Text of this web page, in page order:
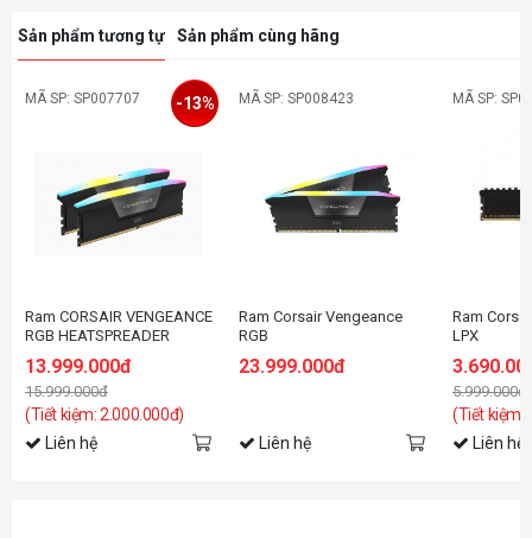
Sản phẩm tương tự Sản phẩm cùng hãng
MÃ SP: SP007707
Ram CORSAIR VENGEANCE
RGB HEATSPREADER
32GB (2X16GB) DDR5
6000MHZ
13.999.000đ
15.999.000đ
(Tiết kiệm: 2.000.000đ)
-13%
Liên hệ
MÃ SP: SP008423
Ram Corsair Vengeance
RGB
64GB (2x32GB) DDR5
23.999.000đ
Liên hệ
MÃ SP:
Ram
LPX
16GB
3200MHz
5.999.000đ
(Tiết kiệm:
Liên hệ